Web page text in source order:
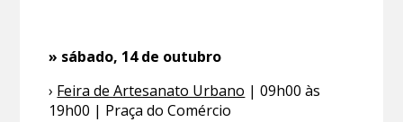
» sábado, 14 de outubro
› Feira de Artesanato Urbano | 09h00 às
19h00 | Praça do Comércio